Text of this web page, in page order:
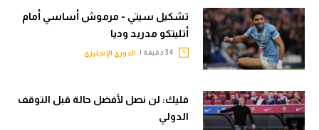
تشكيل سيتي - مرموش أساسي أمام
أتليتكو مدريد وديا
الدوري الإنجليزي
فليك: لن نصل لأفضل حالة قبل التوقف
الدولي